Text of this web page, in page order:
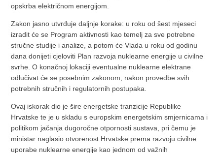
opskrba električnom energijom.
Zakon jasno utvrđuje daljnje korake: u roku od šest mjeseci
izradit će se Program aktivnosti kao temelj za sve potrebne
stručne studije i analize, a potom će Vlada u roku od godinu
dana donijeti cjeloviti Plan razvoja nuklearne energije u civilne
svrhe. O konačnoj lokaciji eventualne nuklearne elektrane
odlučivat će se posebnim zakonom, nakon provedbe svih
potrebnih stručnih i regulatornih postupaka.
Ovaj iskorak dio je šire energetske tranzicije Republike
Hrvatske te je u skladu s europskim energetskim smjernicama i
politikom jačanja dugoročne otpornosti sustava, pri čemu je
ministar naglasio otvorenost Hrvatske prema razvoju civilne
uporabe nuklearne energije kao jednom od važnih